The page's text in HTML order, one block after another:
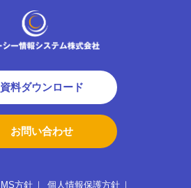
資料ダウンロード
お問い合わせ
IMS方針 個人情報保護方針